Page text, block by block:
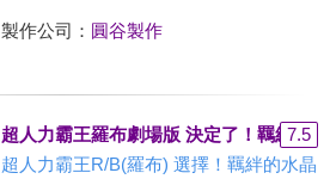
製作公司： 圓谷製作
超人力霸王羅布劇場版 決定了！羈絆的
7.5
超人力霸王R/B(羅布) 選擇！羈絆的水晶